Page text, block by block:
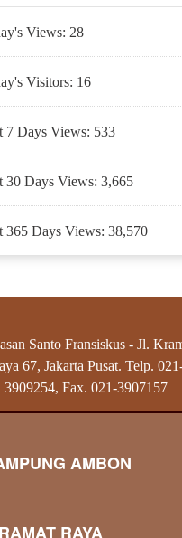
Views: 28
Visitors: 16
7 Days Views: 533
30 Days Views: 3,665
365 Days Views: 38,570
Santo Fransiskus - Jl.
67, Jakarta Pusat. Telp.
3909254, Fax. 021-3907157
AMBON
RAYA